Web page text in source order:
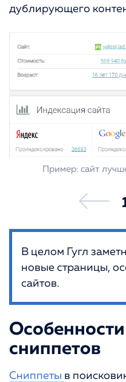
дублирующего
Пример: сайт
В целом Гугл
новые страницы,
сайтов.
сниппетов
Сниппеты в